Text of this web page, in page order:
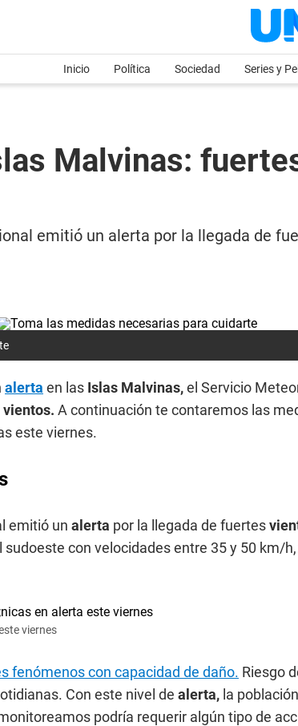
Inicio Política Sociedad Series y
Malvinas:
emitió un alerta por la llegada de
alerta en las Islas Malvinas,el Servicio
vientos. A continuación te contaremos las
este viernes.
emitió un alerta por la llegada de fuertes
con velocidades entre 35 y 50 km/
viernes
fenómenos con capacidad de daño. Riesgo
Con este nivel de alerta, la
podría requerir algún tipo de